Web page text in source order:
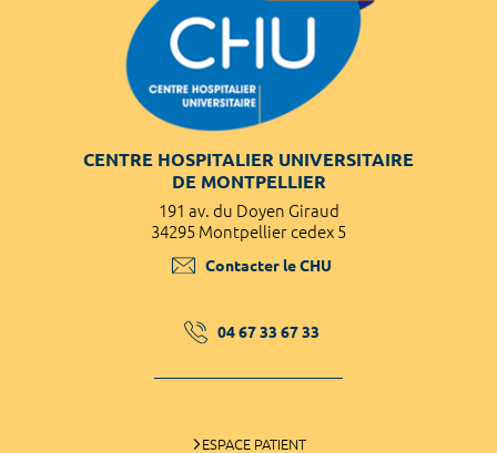
CENTRE HOSPITALIER UNIVERSITAIRE
DE MONTPELLIER
191 av. du Doyen Giraud
34295 Montpellier cedex 5
Contacter le CHU
04 67 33 67 33
ESPACE PATIENT